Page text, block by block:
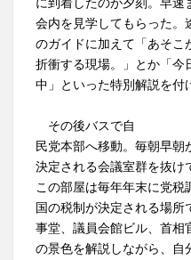
会内を見学してもらった。
のガイドに加えて「あそこ
折衝する現場。」とか「今
中」といった特別解説を付
その後バスで自
民党本部へ移動。毎朝早朝
決定される会議室群を抜け
この部屋は毎年年末に党税
国の税制が決定される場所
事堂、議員会館ビル、首相
の景色を解説しながら、自